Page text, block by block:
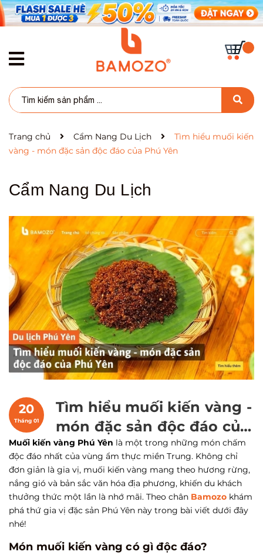
Trang chủ Cẩm Nang Du Lịch
Tìm hiểu muối kiến
vàng - món đặc sản độc đáo của Phú Yên
Cẩm Nang Du Lịch
20
Tháng 01
Tìm hiểu muối kiến vàng -
món đặc sản độc đáo của
Phú Yên
Muối kiến vàng Phú Yên là một trong những món chấm
độc đáo nhất của vùng ẩm thực miền Trung. Không chỉ
đơn giản là gia vị, muối kiến vàng mang theo hương rừng,
nắng gió và bản sắc văn hóa địa phương, khiến du khách
thưởng thức một lần là nhớ mãi. Theo chân Bamozo khám
phá thứ gia vị đặc sản Phú Yên này trong bài viết dưới đây
nhé!
Món muối kiến vàng có gì độc đáo?